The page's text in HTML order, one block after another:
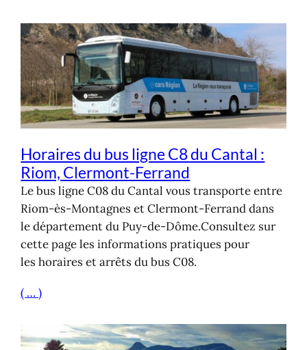
Horaires du bus ligne C8 du Cantal :
Riom, Clermont-Ferrand
Le bus ligne C08 du Cantal vous transporte entre
Riom-ès-Montagnes et Clermont-Ferrand dans
le département du Puy-de-Dôme.Consultez sur
cette page les informations pratiques pour
les horaires et arrêts du bus C08.
( … )